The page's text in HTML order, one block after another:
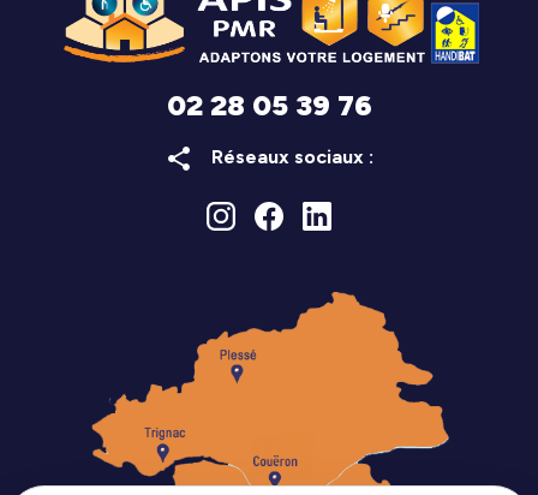
02 28 05 39 76
share Réseaux sociaux :